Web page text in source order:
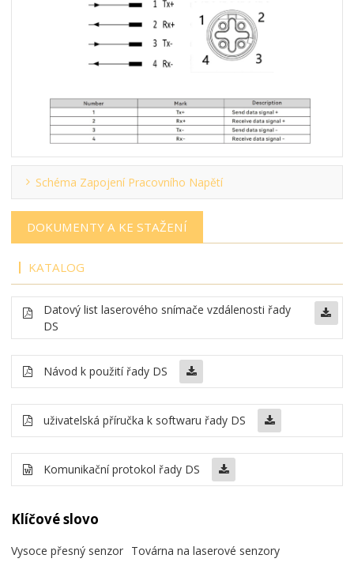
Schéma Zapojení Pracovního Napětí
DOKUMENTY A KE STAŽENÍ
KATALOG
Datový list laserového snímače vzdálenosti řady
DS
Návod k použití řady DS
uživatelská příručka k softwaru řady DS
Komunikační protokol řady DS
Klíčové slovo
Vysoce přesný senzor Továrna na laserové senzory